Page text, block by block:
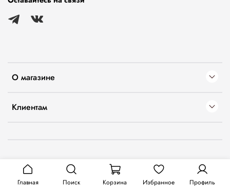
О магазине
Клиентам
Главная Поиск Корзина Избранное Профиль